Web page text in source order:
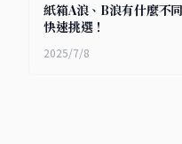
紙箱A浪、B浪有什麼不
快速挑選！
2025/7/8